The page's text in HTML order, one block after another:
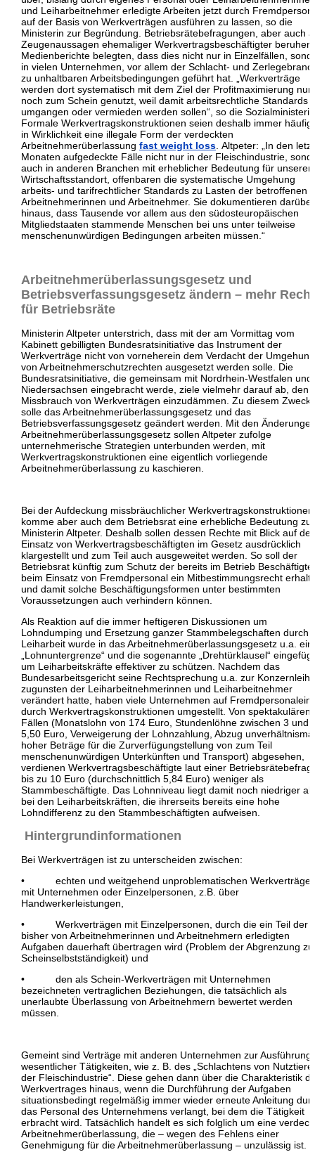
und Leiharbeitnehmer erledigte Arbeiten jetzt durch
auf der Basis von Werkverträgen ausführen zu lassen, so die
Ministerin zur Begründung. Betriebsrätebefragungen, aber auch
Zeugenaussagen ehemaliger Werkvertragsbeschäftigter
Medienberichte belegten, dass dies nicht nur in Einzelfällen,
in vielen Unternehmen, vor allem der Schlacht- und
zu unhaltbaren Arbeitsbedingungen geführt hat. „Werkverträge
werden dort systematisch mit dem Ziel der Profitmaximierung nur
noch zum Schein genutzt, weil damit arbeitsrechtliche Standards
umgangen oder vermieden werden sollen“, so die
Formale Werkvertragskonstruktionen seien deshalb immer
in Wirklichkeit eine illegale Form der verdeckten
Arbeitnehmerüberlassung fast weight loss. Altpeter: „In den
Monaten aufgedeckte Fälle nicht nur in der Fleischindustrie,
auch in anderen Branchen mit erheblicher Bedeutung für unseren
Wirtschaftsstandort, offenbaren die systematische Umgehung
arbeits- und tarifrechtlicher Standards zu Lasten der betroffenen
Arbeitnehmerinnen und Arbeitnehmer. Sie dokumentieren darüber
hinaus, dass Tausende vor allem aus den südosteuropäischen
Mitgliedstaaten stammende Menschen bei uns unter teilweise
menschenunwürdigen Bedingungen arbeiten müssen.“
Arbeitnehmerüberlassungsgesetz und
Betriebsverfassungsgesetz ändern – mehr
für Betriebsräte
Ministerin Altpeter unterstrich, dass mit der am Vormittag vom
Kabinett gebilligten Bundesratsinitiative das Instrument der
Werkverträge nicht von vorneherein dem Verdacht der Umgehung
von Arbeitnehmerschutzrechten ausgesetzt werden solle. Die
Bundesratsinitiative, die gemeinsam mit Nordrhein-Westfalen und
Niedersachsen eingebracht werde, ziele vielmehr darauf ab, den
Missbrauch von Werkverträgen einzudämmen. Zu diesem Zweck
solle das Arbeitnehmerüberlassungsgesetz und das
Betriebsverfassungsgesetz geändert werden. Mit den
Arbeitnehmerüberlassungsgesetz sollen Altpeter zufolge
unternehmerische Strategien unterbunden werden, mit
Werkvertragskonstruktionen eine eigentlich vorliegende
Arbeitnehmerüberlassung zu kaschieren.
Bei der Aufdeckung missbräuchlicher Werkvertragskonstruktionen
komme aber auch dem Betriebsrat eine erhebliche Bedeutung
Ministerin Altpeter. Deshalb sollen dessen Rechte mit Blick auf
Einsatz von Werkvertragsbeschäftigten im Gesetz ausdrücklich
klargestellt und zum Teil auch ausgeweitet werden. So soll der
Betriebsrat künftig zum Schutz der bereits im Betrieb
beim Einsatz von Fremdpersonal ein Mitbestimmungsrecht
und damit solche Beschäftigungsformen unter bestimmten
Voraussetzungen auch verhindern können.
Als Reaktion auf die immer heftigeren Diskussionen um
Lohndumping und Ersetzung ganzer Stammbelegschaften durch
Leiharbeit wurde in das Arbeitnehmerüberlassungsgesetz u.a.
„Lohnuntergrenze“ und die sogenannte „Drehtürklausel“
um Leiharbeitskräfte effektiver zu schützen. Nachdem das
Bundesarbeitsgericht seine Rechtsprechung u.a. zur Konzernleihe
zugunsten der Leiharbeitnehmerinnen und Leiharbeitnehmer
verändert hatte, haben viele Unternehmen auf
durch Werkvertragskonstruktionen umgestellt. Von spektakulären
Fällen (Monatslohn von 174 Euro, Stundenlöhne zwischen 3 und
5,50 Euro, Verweigerung der Lohnzahlung, Abzug
hoher Beträge für die Zurverfügungstellung von zum Teil
menschenunwürdigen Unterkünften und Transport) abgesehen,
verdienen Werkvertragsbeschäftigte laut einer
bis zu 10 Euro (durchschnittlich 5,84 Euro) weniger als
Stammbeschäftigte. Das Lohnniveau liegt damit noch niedriger als
bei den Leiharbeitskräften, die ihrerseits bereits eine hohe
Lohndifferenz zu den Stammbeschäftigten aufweisen.
Hintergrundinformationen
Bei Werkverträgen ist zu unterscheiden zwischen:
• echten und weitgehend unproblematischen
mit Unternehmen oder Einzelpersonen, z.B. über
Handwerkerleistungen,
• Werkverträgen mit Einzelpersonen, durch die ein Teil der
bisher von Arbeitnehmerinnen und Arbeitnehmern erledigten
Aufgaben dauerhaft übertragen wird (Problem der Abgrenzung
Scheinselbstständigkeit) und
• den als Schein-Werkverträgen mit Unternehmen
bezeichneten vertraglichen Beziehungen, die tatsächlich als
unerlaubte Überlassung von Arbeitnehmern bewertet werden
müssen.
Gemeint sind Verträge mit anderen Unternehmen zur Ausführung
wesentlicher Tätigkeiten, wie z. B. des „Schlachtens von
der Fleischindustrie“. Diese gehen dann über die Charakteristik
Werkvertrages hinaus, wenn die Durchführung der Aufgaben
situationsbedingt regelmäßig immer wieder erneute Anleitung
das Personal des Unternehmens verlangt, bei dem die Tätigkeit
erbracht wird. Tatsächlich handelt es sich folglich um eine
Arbeitnehmerüberlassung, die – wegen des Fehlens einer
Genehmigung für die Arbeitnehmerüberlassung – unzulässig ist.